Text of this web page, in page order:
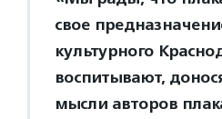
свое
культурного
воспитывают,
мысли авторов